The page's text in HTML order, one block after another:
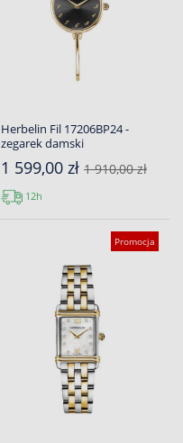
Herbelin Fil 17206BP24 -
zegarek damski
1 599,00 zł 1 910,00 zł
12h
Promocja